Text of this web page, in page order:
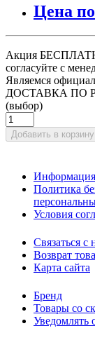
Цена
Акция
согласуйте с
Являемся
ДОСТАВКА ПО
(выбор)
Добавить в корзину
Информация
Политика
Условия
Связаться с
Возврат
Карта сайта
Бренд
Товары со
Уведомлять